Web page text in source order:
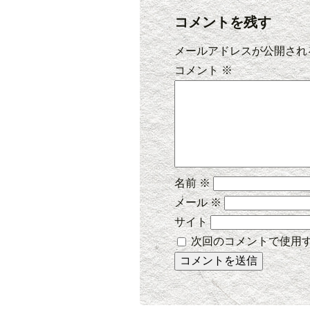
コメントを残す
メールアドレスが公開さ
コメント※
名前※
メール※
サイト
次回のコメントで使用